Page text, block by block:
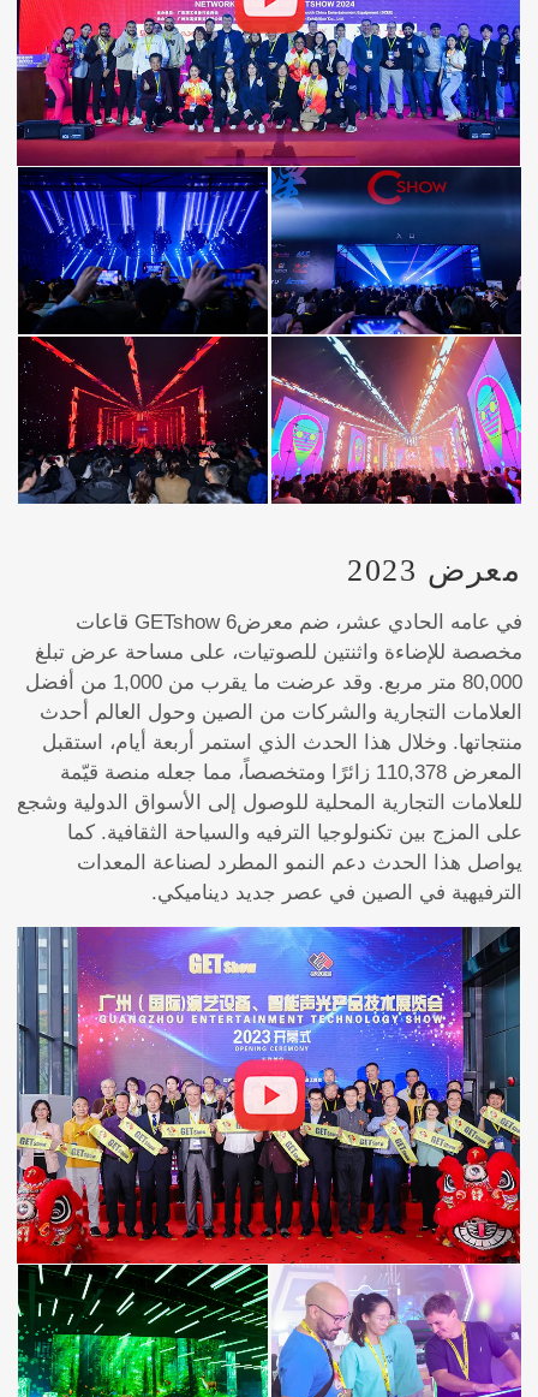
معرض 2023
في عامه الحادي عشر، ضم معرضGETshow 6 قاعات
مخصصة للإضاءة واثنتين للصوتيات، على مساحة عرض تبلغ
80,000 متر مربع. وقد عرضت ما يقرب من 1,000 من أفضل
العلامات التجارية والشركات من الصين وحول العالم أحدث
منتجاتها. وخلال هذا الحدث الذي استمر أربعة أيام، استقبل
المعرض 110,378 زائرًا ومتخصصاً، مما جعله منصة قيّمة
للعلامات التجارية المحلية للوصول إلى الأسواق الدولية وشجع
على المزج بين تكنولوجيا الترفيه والسياحة الثقافية. كما
يواصل هذا الحدث دعم النمو المطرد لصناعة المعدات
الترفيهية في الصين في عصر جديد ديناميكي.